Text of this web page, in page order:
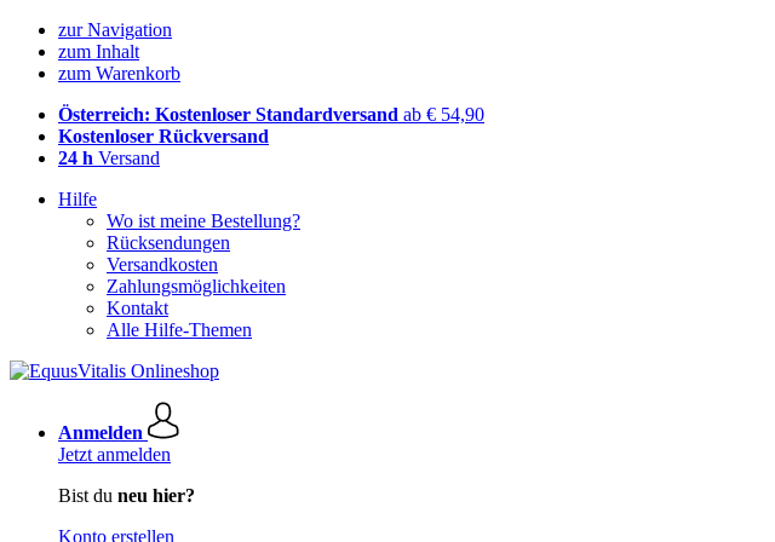
zur Navigation
zum Inhalt
zum Warenkorb
Österreich: Kostenloser Standardversand ab € 54,90
Kostenloser Rückversand
24 h Versand
Hilfe
Wo ist meine Bestellung?
Rücksendungen
Versandkosten
Zahlungsmöglichkeiten
Kontakt
Alle Hilfe-Themen
Anmelden
Jetzt anmelden
Bist du neu hier?
Konto erstellen